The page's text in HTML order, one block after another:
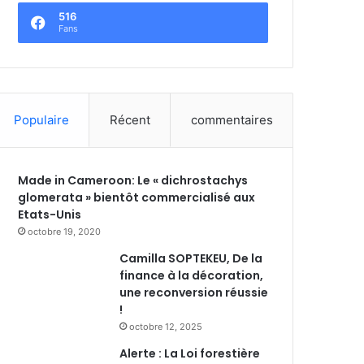
516
Fans
Populaire Récent commentaires
Made in Cameroon: Le « dichrostachys
glomerata » bientôt commercialisé aux
Etats-Unis
octobre 19, 2020
Camilla SOPTEKEU, De la
finance à la décoration,
une reconversion réussie
!
octobre 12, 2025
Alerte : La Loi forestière